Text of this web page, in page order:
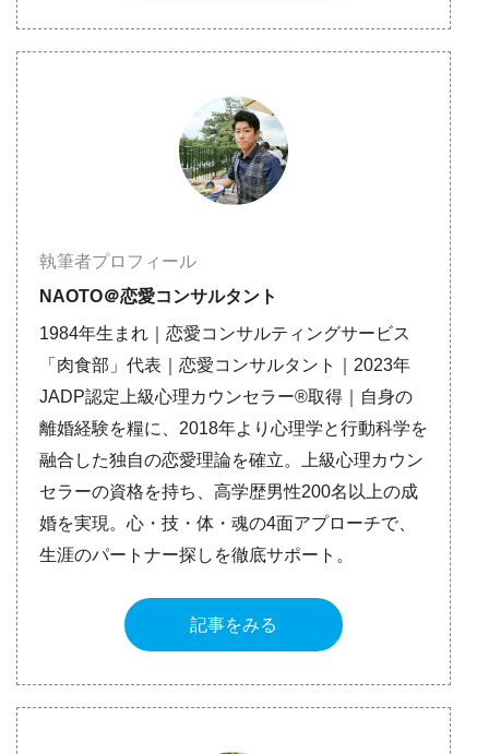
執筆者プロフィール
NAOTO＠恋愛コンサルタント
1984年生まれ｜恋愛コンサルティングサービス
「肉食部」代表｜恋愛コンサルタント｜2023年
JADP認定上級心理カウンセラー®取得｜自身の
離婚経験を糧に、2018年より心理学と行動科学を
融合した独自の恋愛理論を確立。上級心理カウン
セラーの資格を持ち、高学歴男性200名以上の成
婚を実現。心・技・体・魂の4面アプローチで、
生涯のパートナー探しを徹底サポート。
記事をみる